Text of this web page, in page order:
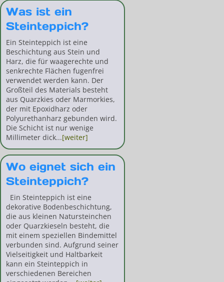
Was ist ein
Steinteppich?
Ein Steinteppich ist eine
Beschichtung aus Stein und
Harz, die für waagerechte und
senkrechte Flächen fugenfrei
verwendet werden kann. Der
Großteil des Materials besteht
aus Quarzkies oder Marmorkies,
der mit Epoxidharz oder
Polyurethanharz gebunden wird.
Die Schicht ist nur wenige
Millimeter dick...[weiter]
Wo eignet sich ein
Steinteppich?
Ein Steinteppich ist eine
dekorative Bodenbeschichtung,
die aus kleinen Natursteinchen
oder Quarzkieseln besteht, die
mit einem speziellen Bindemittel
verbunden sind. Aufgrund seiner
Vielseitigkeit und Haltbarkeit
kann ein Steinteppich in
verschiedenen Bereichen